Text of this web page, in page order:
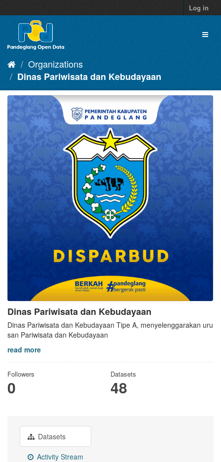
to
content
Log in
Organizations
Dinas Pariwisata dan Kebudayaan
Dinas Pariwisata dan Kebudayaan
Dinas Pariwisata dan Kebudayaan Tipe A, menyelenggarakan uru
san Pariwisata dan Kebudayaan
read more
Followers
0
Datasets
48
Datasets
Activity Stream